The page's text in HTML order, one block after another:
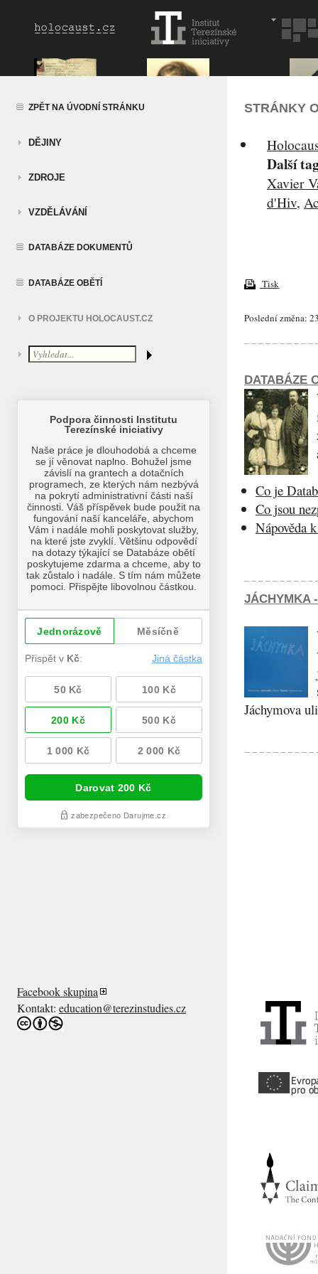
ZPĚT NA ÚVODNÍ STRÁNKU
DĚJINY
ZDROJE
VZDĚLÁVÁNÍ
DATABÁZE DOKUMENTŮ
DATABÁZE OBĚTÍ
O PROJEKTU HOLOCAUST.CZ
STRÁNKY
Další
Xavier
d'Hiv,
Tisk
Poslední změna:
DATABÁZE
Co je
Co jsou
Nápověda
JÁCHYMKA
Jáchymova
Facebook skupina
Kontakt: education@terezinstudies.cz